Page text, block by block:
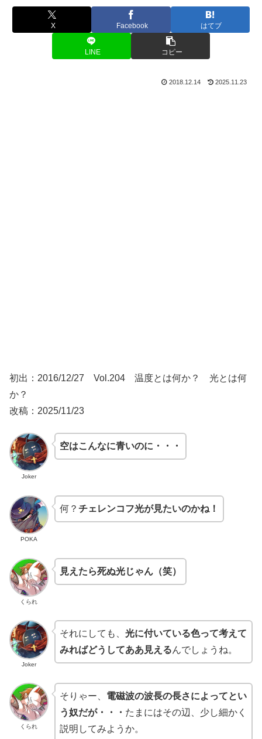
X Facebook はてブ
LINE コピー
2018.12.14 2025.11.23
初出：2016/12/27 Vol.204 温度とは何か？ 光とは何
か？
改稿：2025/11/23
Joker
空はこんなに青いのに・・・
POKA
何？ チェレンコフ光が見たいのかね！
くられ
見えたら死ぬ光じゃん（笑）
Joker
それにしても、 光に付いている色って考えて
みればどうしてああ見えるんでしょうね。
くられ
そりゃー、 電磁波の波長の長さによってとい
う奴だが・・・ たまにはその辺、少し細かく
説明してみようか。